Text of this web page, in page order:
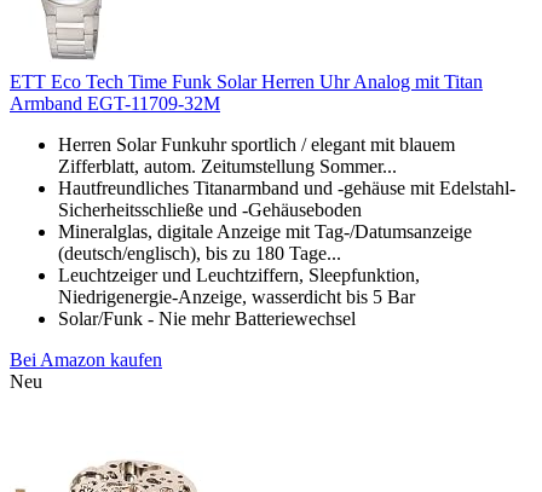
ETT Eco Tech Time Funk Solar Herren Uhr Analog mit Titan
Armband EGT-11709-32M
Herren Solar Funkuhr sportlich / elegant mit blauem
Zifferblatt, autom. Zeitumstellung Sommer...
Hautfreundliches Titanarmband und -gehäuse mit Edelstahl-
Sicherheitsschließe und -Gehäuseboden
Mineralglas, digitale Anzeige mit Tag-/Datumsanzeige
(deutsch/englisch), bis zu 180 Tage...
Leuchtzeiger und Leuchtziffern, Sleepfunktion,
Niedrigenergie-Anzeige, wasserdicht bis 5 Bar
Solar/Funk - Nie mehr Batteriewechsel
Bei Amazon kaufen
Neu